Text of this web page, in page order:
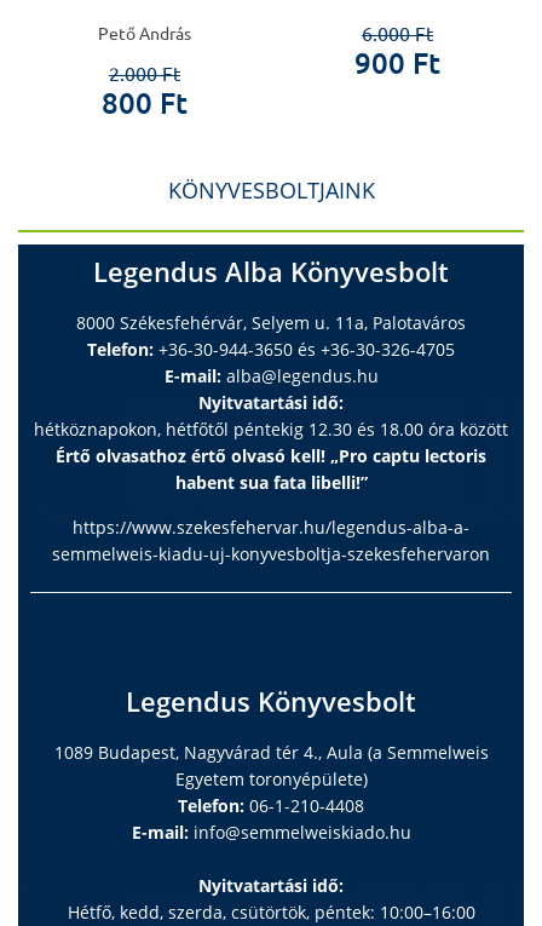
Pető András
2.000 Ft
800 Ft
6.000 Ft
900 Ft
KÖNYVESBOLTJAINK
Legendus Alba Könyvesbolt
8000 Székesfehérvár, Selyem u. 11a, Palotaváros
Telefon: +36-30-944-3650 és +36-30-326-4705
E-mail: alba@legendus.hu
Nyitvatartási idő:
hétköznapokon, hétfőtől péntekig 12.30 és 18.00 óra között
Értő olvasathoz értő olvasó kell! „Pro captu lectoris
habent sua fata libelli!”
https://www.szekesfehervar.hu/legendus-alba-a-
semmelweis-kiadu-uj-konyvesboltja-szekesfehervaron
Legendus Könyvesbolt
1089 Budapest, Nagyvárad tér 4., Aula (a Semmelweis
Egyetem toronyépülete)
Telefon: 06-1-210-4408
E-mail: info@semmelweiskiado.hu
Nyitvatartási idő:
Hétfő, kedd, szerda, csütörtök, péntek: 10:00–16:00